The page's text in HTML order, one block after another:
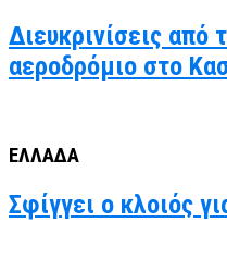
Διευκρινίσεις από
αεροδρόμιο στο
ΕΛΛΑΔΑ
Σφίγγει ο κλοιός